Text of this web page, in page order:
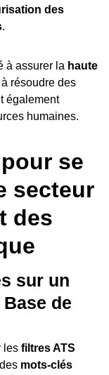
des
.
à assurer la haute
résoudre des
également
humaines.
se
secteur
des
sur un
de
les filtres ATS
mots-clés